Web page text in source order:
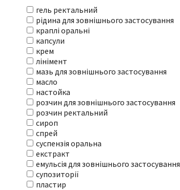
гель ректальний
рідина для зовнішнього застосування
краплі оральні
капсули
крем
лінімент
мазь для зовнішнього застосування
масло
настойка
розчин для зовнішнього застосування
розчин ректальний
сироп
спрей
суспензія оральна
екстракт
емульсія для зовнішнього застосування
супозиторії
пластир